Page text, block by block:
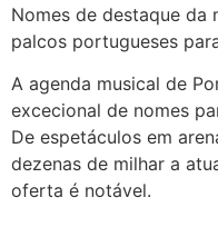
Nomes de destaque da
palcos portugueses
A agenda musical de
excecional de nomes
De espetáculos em
dezenas de milhar a
oferta é notável.